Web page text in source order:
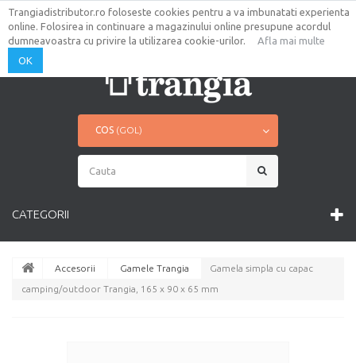
AUTENTIFICARE
CONTUL TAU
CONTACT
HARTA SITE
COS (GOL)
CATEGORII
Accesorii Gamele Trangia
Gamela simpla cu capac
camping/outdoor Trangia, 165 x 90 x 65 mm
Trangiadistributor.ro foloseste cookies pentru a va imbunatati experienta
online. Folosirea in continuare a magazinului online presupune acordul
dumneavoastra cu privire la utilizarea cookie-urilor. Afla mai multe
OK